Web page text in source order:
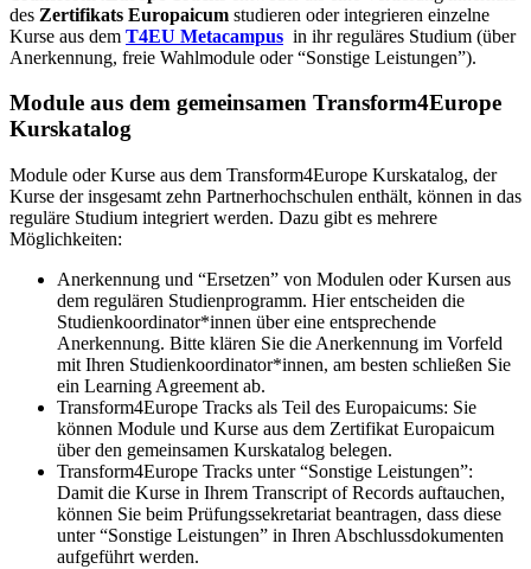
des Zertifikats Europaicum studieren oder integrieren einzelne
Kurse aus dem T4EU Metacampus in ihr reguläres Studium (über
Anerkennung, freie Wahlmodule oder “Sonstige Leistungen”).
Module aus dem gemeinsamen Transform4Europe
Kurskatalog
Module oder Kurse aus dem Transform4Europe Kurskatalog, der
Kurse der insgesamt zehn Partnerhochschulen enthält, können in das
reguläre Studium integriert werden. Dazu gibt es mehrere
Möglichkeiten:
Anerkennung und “Ersetzen” von Modulen oder Kursen aus
dem regulären Studienprogramm. Hier entscheiden die
Studienkoordinator*innen über eine entsprechende
Anerkennung. Bitte klären Sie die Anerkennung im Vorfeld
mit Ihren Studienkoordinator*innen, am besten schließen Sie
ein Learning Agreement ab.
Transform4Europe Tracks als Teil des Europaicums: Sie
können Module und Kurse aus dem Zertifikat Europaicum
über den gemeinsamen Kurskatalog belegen.
Transform4Europe Tracks unter “Sonstige Leistungen”:
Damit die Kurse in Ihrem Transcript of Records auftauchen,
können Sie beim Prüfungssekretariat beantragen, dass diese
unter “Sonstige Leistungen” in Ihren Abschlussdokumenten
aufgeführt werden.